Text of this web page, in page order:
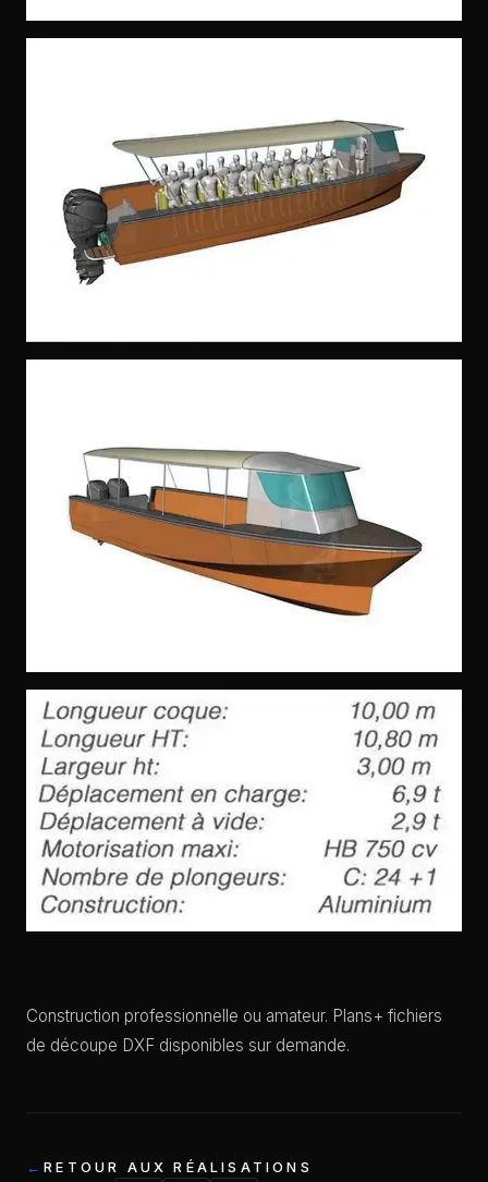
Construction professionnelle ou amateur. Plans+ fichiers
de découpe DXF disponibles sur demande.
RETOUR AUX RÉALISATIONS